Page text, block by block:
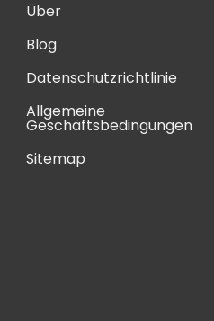
Über
Blog
Datenschutzrichtlinie
Allgemeine
Geschäftsbedingungen
Sitemap